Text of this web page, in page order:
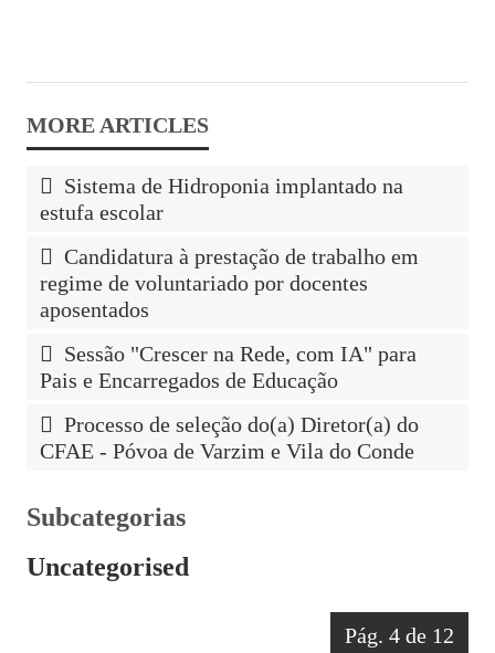
Sistema de Hidroponia implantado na
estufa escolar
Candidatura à prestação de trabalho em
regime de voluntariado por docentes
aposentados
Sessão "Crescer na Rede, com IA" para
Pais e Encarregados de Educação
Processo de seleção do(a) Diretor(a) do
CFAE - Póvoa de Varzim e Vila do Conde
Subcategorias
Uncategorised
Pág. 4 de 12